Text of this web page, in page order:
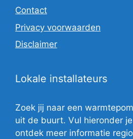
Contact
Privacy voorwaarden
Disclaimer
Lokale installateurs
Zoek jij naar een
uit de buurt. Vul hieronder
ontdek meer informatie